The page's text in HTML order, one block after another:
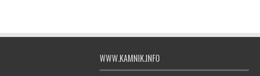
WWW.KAMNIK.INFO